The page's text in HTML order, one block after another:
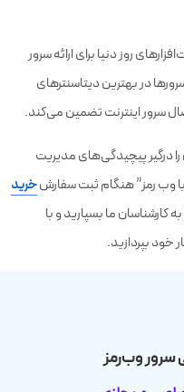
روز دنیا برای ارائه سرور
در بهترین دیتاسنترهای
سرور اینترنت تضمین می‌کند.
درگیر پیچیدگی‌های مدیریت
وب رمز” هنگام ثبت سفارشخرید
کارشناسان ما بسپارید و با
بپردازید.
سرور وب‌رمز